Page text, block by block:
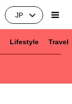
JP
Lifestyle Travel